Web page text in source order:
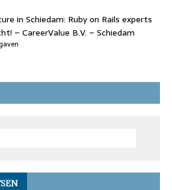
in Schiedam: Ruby on Rails experts
– CareerValue B.V. – Schiedam